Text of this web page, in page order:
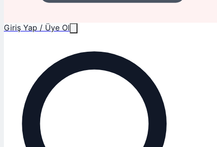
Giriş Yap / Üye Ol